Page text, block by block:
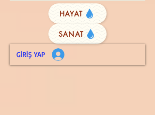
HAYAT
SANAT
GİRİŞ YAP